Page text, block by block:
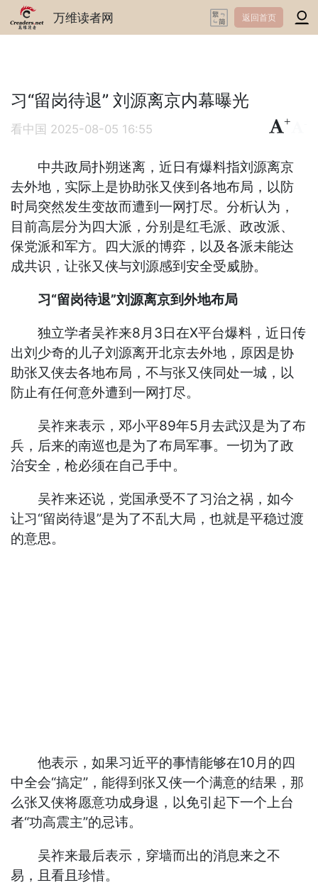
万维读者网 返回首页
习“留岗待退” 刘源离京内幕曝光
看中国 2025-08-05 16:55
+
中共政局扑朔迷离，近日有爆料指刘源离京
去外地，实际上是协助张又侠到各地布局，以防
时局突然发生变故而遭到一网打尽。分析认为，
目前高层分为四大派，分别是红毛派、政改派、
保党派和军方。四大派的博弈，以及各派未能达
成共识，让张又侠与刘源感到安全受威胁。
习“留岗待退”刘源离京到外地布局
独立学者吴祚来8月3日在X平台爆料，近日传
出刘少奇的儿子刘源离开北京去外地，原因是协
助张又侠去各地布局，不与张又侠同处一城，以
防止有任何意外遭到一网打尽。
吴祚来表示，邓小平89年5月去武汉是为了布
兵，后来的南巡也是为了布局军事。一切为了政
治安全，枪必须在自己手中。
吴祚来还说，党国承受不了习治之祸，如今
让习“留岗待退”是为了不乱大局，也就是平稳过渡
的意思。
他表示，如果习近平的事情能够在10月的四
中全会“搞定”，能得到张又侠一个满意的结果，那
么张又侠将愿意功成身退，以免引起下一个上台
者“功高震主”的忌讳。
吴祚来最后表示，穿墙而出的消息来之不
易，且看且珍惜。